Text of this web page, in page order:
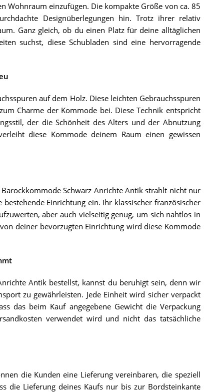
Wohnraum einzufügen. Die kompakte Größe von ca. 85
Designüberlegungen hin. Trotz ihrer relativ
Ganz gleich, ob du einen Platz für deine alltäglichen
suchst, diese Schubladen sind eine hervorragende
auf dem Holz. Diese leichten Gebrauchsspuren
Charme der Kommode bei. Diese Technik entspricht
der die Schönheit des Alters und der Abnutzung
diese Kommode deinem Raum einen gewissen
Schwarz Anrichte Antik strahlt nicht nur
Einrichtung ein. Ihr klassischer französischer
aber auch vielseitig genug, um sich nahtlos in
deiner bevorzugten Einrichtung wird diese Kommode
Antik bestellst, kannst du beruhigt sein, denn wir
zu gewährleisten. Jede Einheit wird sicher verpackt
das beim Kauf angegebene Gewicht die Verpackung
verwendet wird und nicht das tatsächliche
die Kunden eine Lieferung vereinbaren, die speziell
die Lieferung deines Kaufs nur bis zur Bordsteinkante